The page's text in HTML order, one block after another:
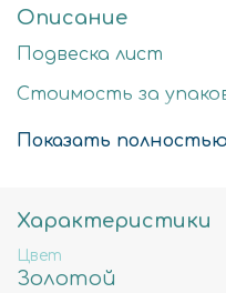
Описание
Подвеска лист
Стоимость за
Цвет: золото
Состав: Латунь
Не содержит свинца,
Показать полностью
Характеристики
Цвет
Золотой